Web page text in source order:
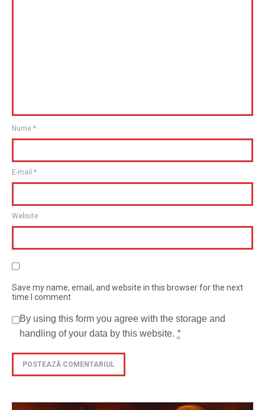
Nume *
E-mail *
Website
Save my name, email, and website in this browser for the next
time I comment
By using this form you agree with the storage and
handling of your data by this website. *